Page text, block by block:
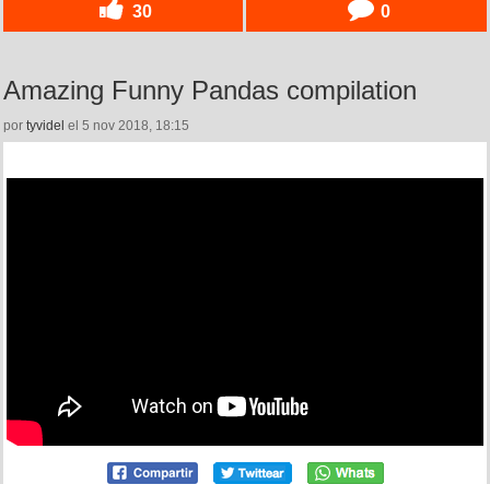
30 0
Amazing Funny Pandas compilation
por tyvidel el 5 nov 2018, 18:15